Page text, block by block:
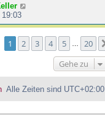
Seite von20
1 2 3 4 5 20
Gehe zu
Alle Zeiten sind UTC+02:00